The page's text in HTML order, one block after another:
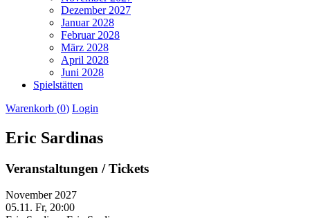
Dezember 2027
Januar 2028
Februar 2028
März 2028
April 2028
Juni 2028
Spielstätten
Warenkorb (0) Login
Eric Sardinas
Veranstaltungen / Tickets
November 2027
05.11. Fr, 20:00